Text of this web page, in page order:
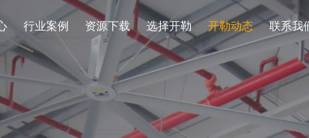
行业案例 资源下载 选择开勒 开勒动态 联系我